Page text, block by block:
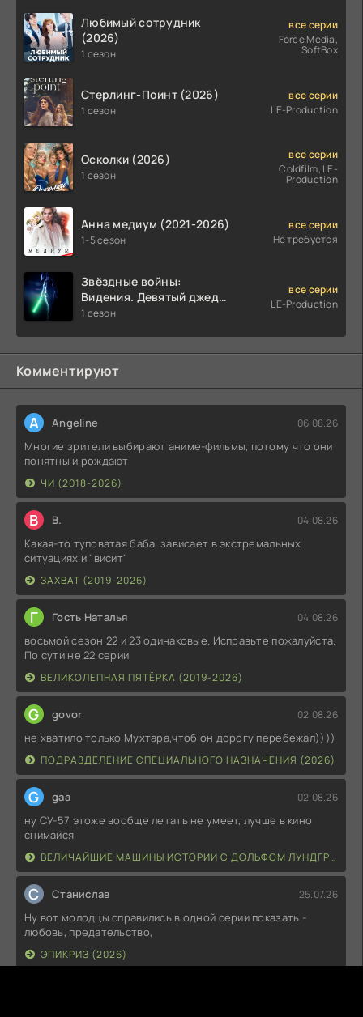
Любимый сотрудник
(2026)
1 сезон
все серии
Force Media,
SoftBox
Стерлинг-Поинт (2026)
1 сезон
все серии
LE-Production
Осколки (2026)
1 сезон
все серии
Coldfilm, LE-
Production
Анна медиум (2021-2026)
1-5 сезон
все серии
Не требуется
Звёздные войны:
Видения. Девятый джедай
(2026)
1 сезон
все серии
LE-Production
Комментируют
A Angeline 06.08.26
Многие зрители выбирают аниме-фильмы, потому что они
понятны и рождают
ЧИ (2018-2026)
В В. 04.08.26
Какая-то туповатая баба, зависает в экстремальных
ситуациях и "висит"
ЗАХВАТ (2019-2026)
Г Гость Наталья 04.08.26
восьмой сезон 22 и 23 одинаковые. Исправьте пожалуйста.
По сути не 22 серии
ВЕЛИКОЛЕПНАЯ ПЯТЁРКА (2019-2026)
G govor 02.08.26
не хватило только Мухтара,чтоб он дорогу перебежал))))
ПОДРАЗДЕЛЕНИЕ СПЕЦИАЛЬНОГО НАЗНАЧЕНИЯ (2026)
G gaa 02.08.26
ну СУ-57 этоже вообще летать не умеет, лучше в кино
снимайся
ВЕЛИЧАЙШИЕ МАШИНЫ ИСТОРИИ С ДОЛЬФОМ ЛУНДГРЕНОМ (2026)
С Станислав 25.07.26
Ну вот молодцы справились в одной серии показать -
любовь, предательство,
ЭПИКРИЗ (2026)